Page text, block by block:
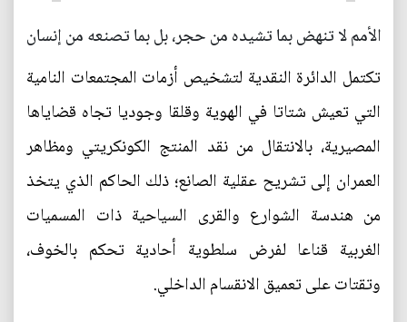
الأمم لا تنهض بما تشيده من حجر، بل بما تصنعه من إنسان
تكتمل الدائرة النقدية لتشخيص أزمات المجتمعات النامية
التي تعيش شتاتا في الهوية وقلقا وجوديا تجاه قضاياها
المصيرية، بالانتقال من نقد المنتج الكونكريتي ومظاهر
العمران إلى تشريح عقلية الصانع؛ ذلك الحاكم الذي يتخذ
من هندسة الشوارع والقرى السياحية ذات المسميات
الغربية قناعا لفرض سلطوية أحادية تحكم بالخوف،
وتقتات على تعميق الانقسام الداخلي.